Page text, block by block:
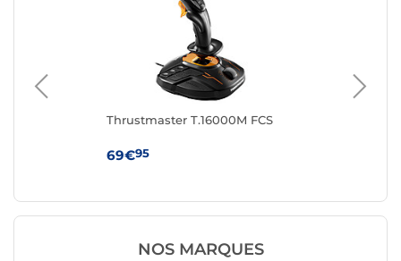
Thrustmaster T.16000M FCS
69€95
NOS MARQUES